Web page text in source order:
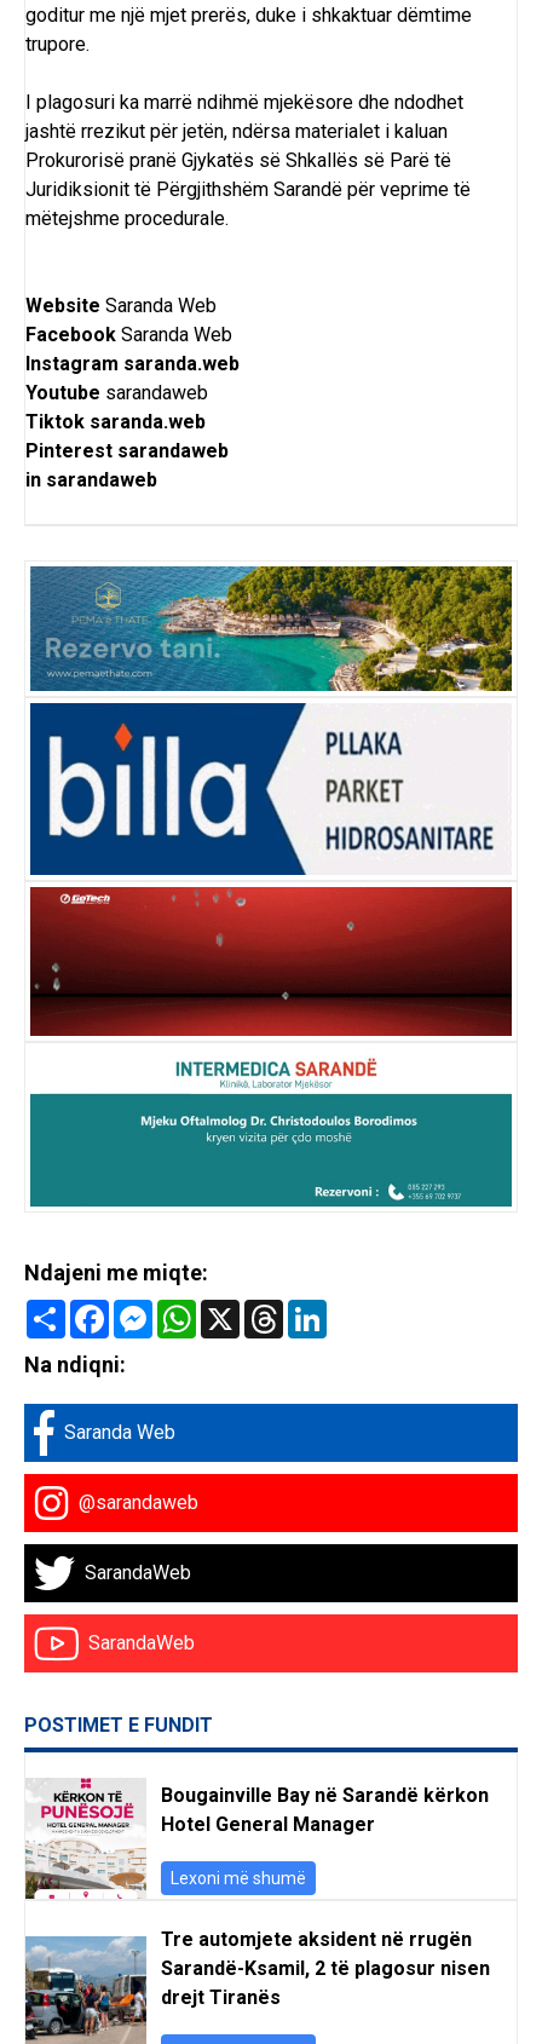
goditur me një mjet prerës, duke i shkaktuar dëmtime
trupore.
I plagosuri ka marrë ndihmë mjekësore dhe ndodhet
jashtë rrezikut për jetën, ndërsa materialet i kaluan
Prokurorisë pranë Gjykatës së Shkallës së Parë të
Juridiksionit të Përgjithshëm Sarandë për veprime të
mëtejshme procedurale.
Website Saranda Web
Facebook Saranda Web
Instagram saranda.web
Youtube sarandaweb
Tiktok saranda.web
Pinterest sarandaweb
in sarandaweb
Ndajeni me miqte:
Share FacebookMessenger
WhatsApp
X Threads
Na ndiqni:
Saranda Web
@sarandaweb
SarandaWeb
SarandaWeb
POSTIMET E FUNDIT
Bougainville Bay në Sarandë kërkon
Hotel General Manager
Lexoni më shumë
Tre automjete aksident në rrugën
Sarandë-Ksamil, 2 të plagosur nisen
drejt Tiranës